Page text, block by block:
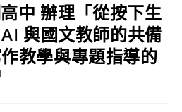
中 辦理「從按下生
與國文教師的共備
教學與專題指導的